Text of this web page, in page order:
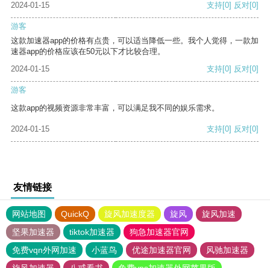
2024-01-15 支持[0] 反对[0]
游客
这款加速器app的价格有点贵，可以适当降低一些。我个人觉得，一款加
速器app的价格应该在50元以下才比较合理。
2024-01-15
支持[0] 反对[0]
游客
这款app的视频资源非常丰富，可以满足我不同的娱乐需求。
2024-01-15 支持[0] 反对[0]
友情链接
网站地图 QuickQ 旋风加速度器 旋风
旋风加速
坚果加速器
tiktok加速器
狗急加速器官网
免费vqn外网加速
小蓝鸟 优途加速器官网
风驰加速器